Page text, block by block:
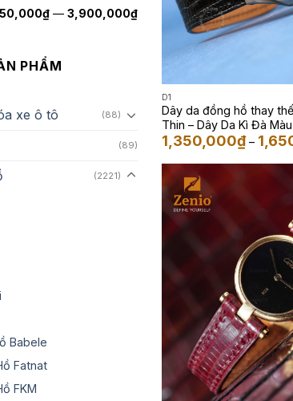
— 3,900,000₫
PHẨM
xe ô tô (88)
(89)
(2221)
Babele
Fatnat
FKM
D1
Dây da đồng hồ thay
Thin – Dây Da Kì Đà
1,350,000₫ –